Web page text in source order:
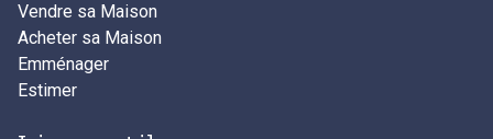
Vendre sa Maison
Acheter sa Maison
Emménager
Estimer